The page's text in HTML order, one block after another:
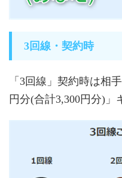
3回線・契約時
「3回線」契約時は相
円分(合計3,300円分)」